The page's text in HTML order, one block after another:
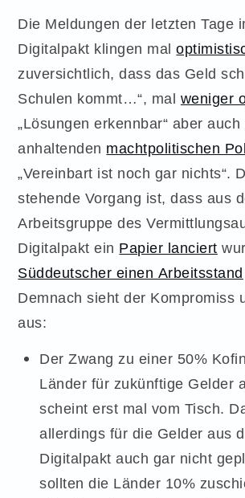
Die Meldungen der letzten Tage
Digitalpakt klingen mal
zuversichtlich, dass das Geld
Schulen kommt…“, mal weniger
„Lösungen erkennbar“ aber auch
anhaltenden machtpolitischen
„Vereinbart ist noch gar nichts“.
stehende Vorgang ist, dass aus
Arbeitsgruppe des
Digitalpakt ein Papier lanciert
Süddeutscher einen Arbeitsstand
Demnach sieht der Kompromiss
aus:
Der Zwang zu einer 50%
Länder für zukünftige Gelder
scheint erst mal vom Tisch.
allerdings für die Gelder aus
Digitalpakt auch gar nicht
sollten die Länder 10%